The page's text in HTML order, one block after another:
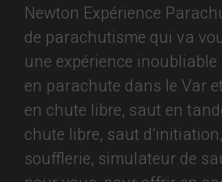
Newton Expérience
de parachutisme qui va
une expérience
en parachute dans le Var
en chute libre, saut en
chute libre, saut
soufflerie, simulateur de